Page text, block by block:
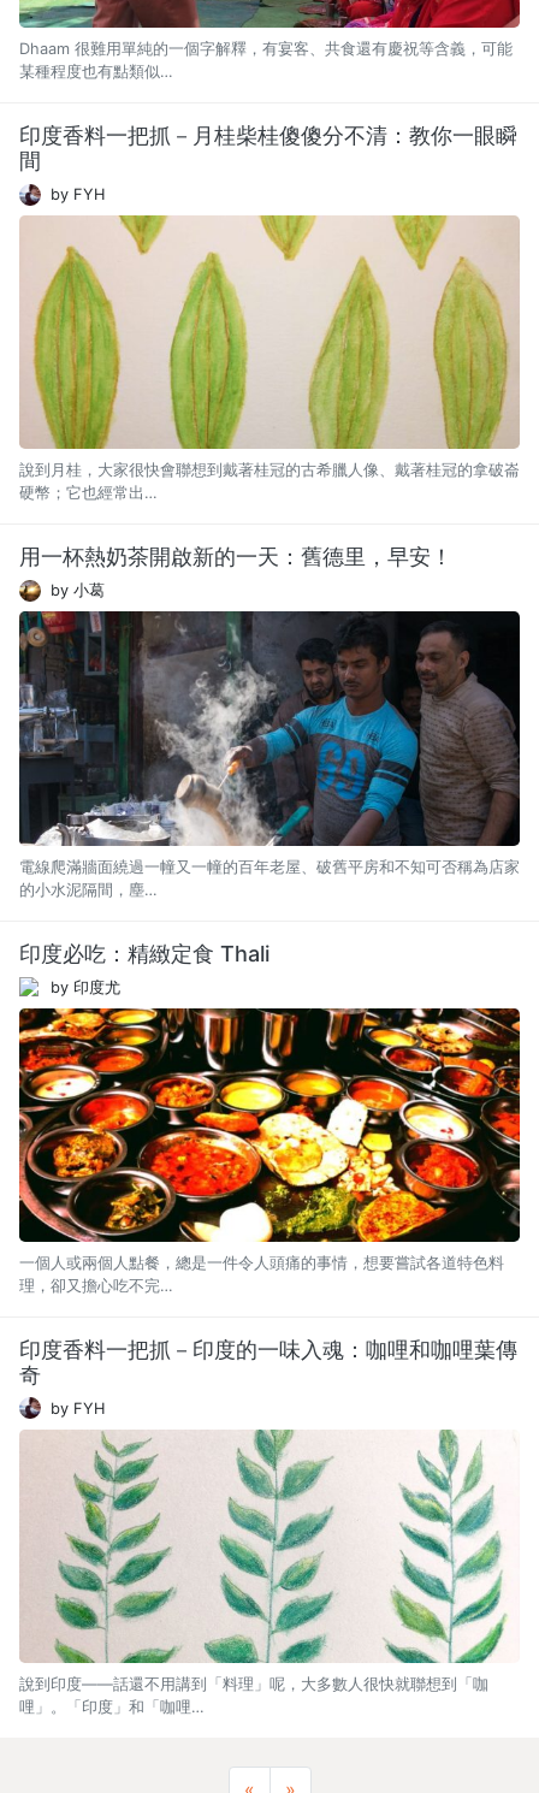
Dhaam 很難用單純的一個字解釋，有宴客、共食還有慶祝等含義，可能
某種程度也有點類似…
印度香料一把抓－月桂柴桂傻傻分不清：教你一眼瞬
間
by FYH
說到月桂，大家很快會聯想到戴著桂冠的古希臘人像、戴著桂冠的拿破崙
硬幣；它也經常出…
用一杯熱奶茶開啟新的一天：舊德里，早安！
by 小葛
電線爬滿牆面繞過一幢又一幢的百年老屋、破舊平房和不知可否稱為店家
的小水泥隔間，塵…
印度必吃：精緻定食 Thali
by 印度尤
一個人或兩個人點餐，總是一件令人頭痛的事情，想要嘗試各道特色料
理，卻又擔心吃不完…
印度香料一把抓－印度的一味入魂：咖哩和咖哩葉傳
奇
by FYH
說到印度——話還不用講到「料理」呢，大多數人很快就聯想到「咖
哩」。「印度」和「咖哩…
Previous
Next